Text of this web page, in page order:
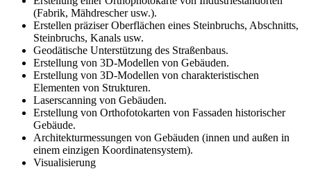
(Fabrik, Mähdrescher usw.).
Erstellen präziser Oberflächen eines Steinbruchs, Abschnitts,
Steinbruchs, Kanals usw.
Geodätische Unterstützung des Straßenbaus.
Erstellung von 3D-Modellen von Gebäuden.
Erstellung von 3D-Modellen von charakteristischen
Elementen von Strukturen.
Laserscanning von Gebäuden.
Erstellung von Orthofotokarten von Fassaden historischer
Gebäude.
Architekturmessungen von Gebäuden (innen und außen in
einem einzigen Koordinatensystem).
Visualisierung